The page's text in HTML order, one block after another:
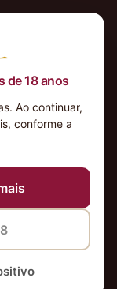
de 18 anos
Ao continuar,
conforme a